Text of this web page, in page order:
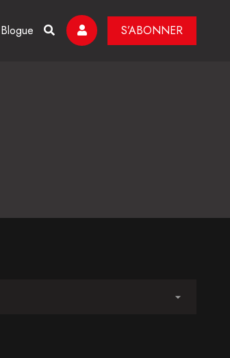
Blogue S’ABONNER